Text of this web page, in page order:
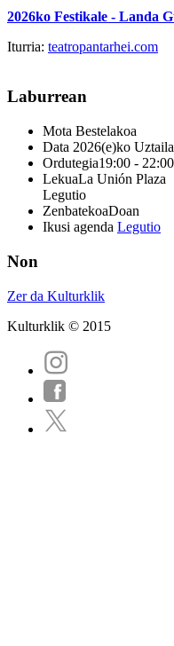
2026ko Festikale - Landa
Iturria: teatropantarhei.com
Laburrean
Mota Bestelakoa
Data 2026(e)ko
Ordutegia19:00 - 22:00
LekuaLa Unión Plaza
Legutio
ZenbatekoaDoan
Ikusi agenda Legutio
Non
Zer da Kulturklik
Kulturklik © 2015